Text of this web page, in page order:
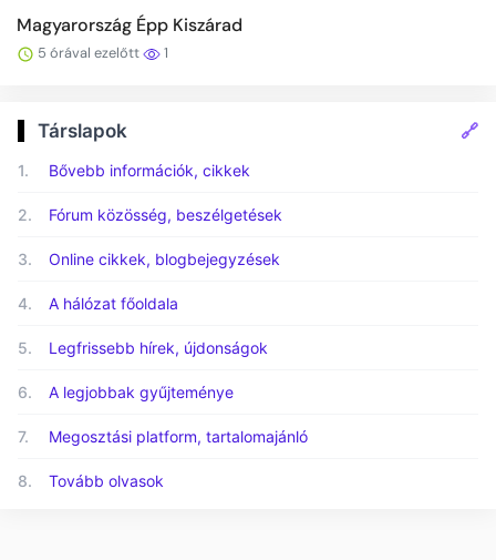
Magyarország Épp Kiszárad
5 órával ezelőtt 1
Társlapok 🔗
1. Bővebb információk, cikkek
2. Fórum közösség, beszélgetések
3. Online cikkek, blogbejegyzések
4. A hálózat főoldala
5. Legfrissebb hírek, újdonságok
6. A legjobbak gyűjteménye
7. Megosztási platform, tartalomajánló
8. Tovább olvasok